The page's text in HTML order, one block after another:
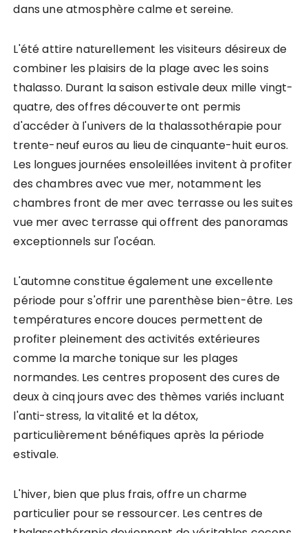
dans une atmosphère calme et sereine.
L'été attire naturellement les visiteurs désireux de
combiner les plaisirs de la plage avec les soins
thalasso. Durant la saison estivale deux mille vingt-
quatre, des offres découverte ont permis
d'accéder à l'univers de la thalassothérapie pour
trente-neuf euros au lieu de cinquante-huit euros.
Les longues journées ensoleillées invitent à profiter
des chambres avec vue mer, notamment les
chambres front de mer avec terrasse ou les suites
vue mer avec terrasse qui offrent des panoramas
exceptionnels sur l'océan.
L'automne constitue également une excellente
période pour s'offrir une parenthèse bien-être. Les
températures encore douces permettent de
profiter pleinement des activités extérieures
comme la marche tonique sur les plages
normandes. Les centres proposent des cures de
deux à cinq jours avec des thèmes variés incluant
l'anti-stress, la vitalité et la détox,
particulièrement bénéfiques après la période
estivale.
L'hiver, bien que plus frais, offre un charme
particulier pour se ressourcer. Les centres de